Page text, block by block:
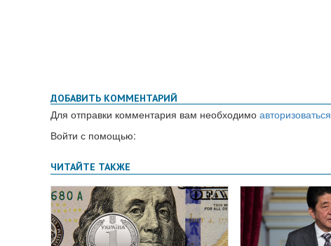
ДОБАВИТЬ КОММЕНТАРИЙ
Для отправки комментария вам необходимо авторизоваться
Войти с помощью: